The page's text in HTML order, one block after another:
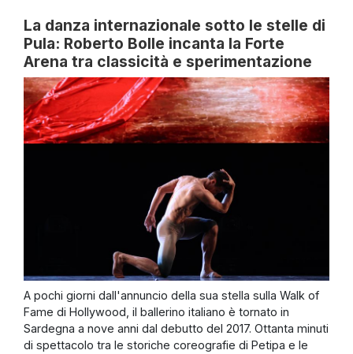
La danza internazionale sotto le stelle di
Pula: Roberto Bolle incanta la Forte
Arena tra classicità e sperimentazione
A pochi giorni dall'annuncio della sua stella sulla Walk of
Fame di Hollywood, il ballerino italiano è tornato in
Sardegna a nove anni dal debutto del 2017. Ottanta minuti
di spettacolo tra le storiche coreografie di Petipa e le